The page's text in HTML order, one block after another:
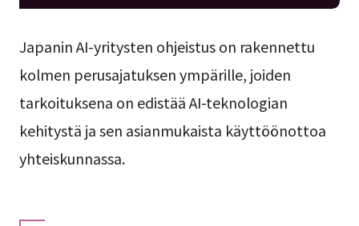
Japanin AI-yritysten ohjeistus on rakennettu
kolmen perusajatuksen ympärille, joiden
tarkoituksena on edistää AI-teknologian
kehitystä ja sen asianmukaista käyttöönottoa
yhteiskunnassa.